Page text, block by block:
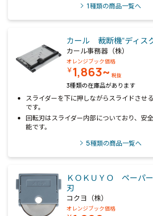
1種類の商品一覧へ
カール 裁断機“ディス
カール事務器（株）
オレンジブック価格
￥1,863~ 税抜
3種類の在庫品があります
スライダーを下に押しながらスライドさせ
です。
回転刃はスライダー内部についており、安
能です。
5種類の商品一覧へ
ＫＯＫＵＹＯ ペーパ
刃
コクヨ（株）
オレンジブック価格